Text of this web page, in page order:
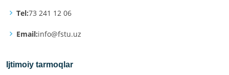
Tel:73 241 12 06
Email:info@fstu.uz
Ijtimoiy tarmoqlar